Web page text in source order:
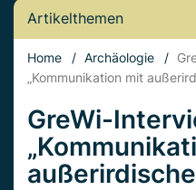
Artikelthemen
Home / Archäologie /
„Kommunikation mit
GreWi-